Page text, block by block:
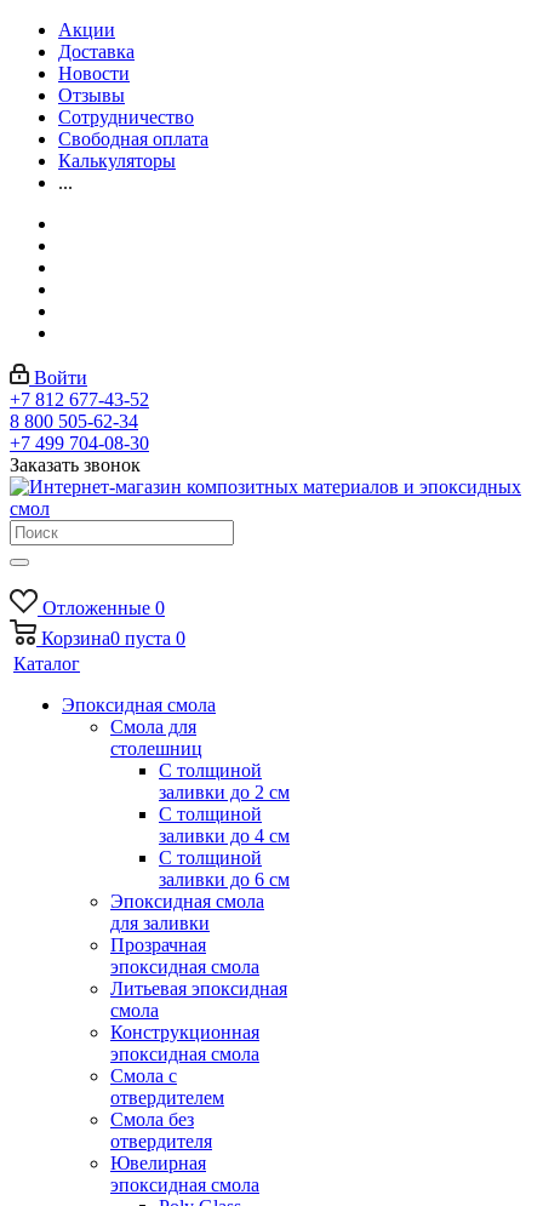
Акции
Доставка
Новости
Отзывы
Сотрудничество
Свободная оплата
Калькуляторы
...
Войти
+7 812 677-43-52
8 800 505-62-34
+7 499 704-08-30
Заказать звонок
Отложенные 0
Корзина0 пуста 0
Каталог
Эпоксидная смола
Смола для
столешниц
С толщиной
заливки до 2 см
С толщиной
заливки до 4 см
С толщиной
заливки до 6 см
Эпоксидная смола
для заливки
Прозрачная
эпоксидная смола
Литьевая эпоксидная
смола
Конструкционная
эпоксидная смола
Смола с
отвердителем
Смола без
отвердителя
Ювелирная
эпоксидная смола